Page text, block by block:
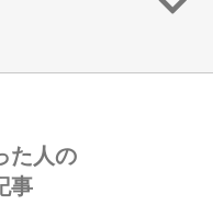
た人の
事